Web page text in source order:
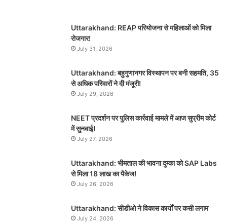
Uttarakhand: REAP परियोजना से महिलाओं को मिला
रोजगार!
July 31, 2026
Uttarakhand: बहुगुणानगर विस्थापन पर बनी सहमति, 35
से अधिक परिवारों ने दी मंजूरी!
July 29, 2026
NEET प्रदर्शन पर पुलिस कार्रवाई मामले में आज सुप्रीम कोर्ट
में सुनवाई!
July 27, 2026
Uttarakhand: भीमताल की भावना दुम्का को SAP Labs
से मिला 18 लाख का पैकेज!
July 26, 2026
Uttarakhand: सीडीओ ने विकास कार्यों पर कसी लगाम
July 24, 2026